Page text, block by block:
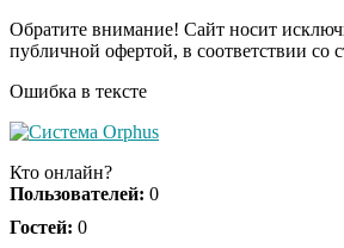
Обратите внимание! Сайт носит
публичной офертой, в соответствии со
Ошибка в тексте
Кто онлайн?
Пользователей: 0
Гостей: 0